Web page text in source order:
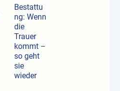
Bestattu
ng: Wenn
die
Trauer
kommt –
so geht
sie
wieder